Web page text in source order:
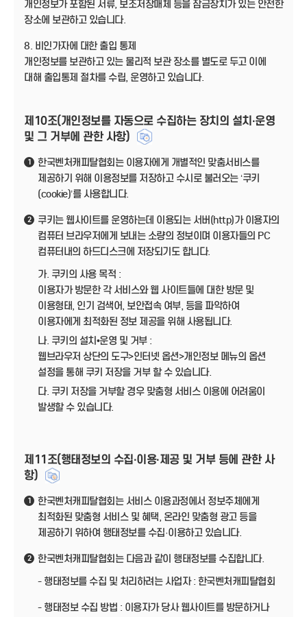
개인정보가 포함된 서류, 보조저장매체 등을 잠금장치가 있는 안전한
장소에 보관하고 있습니다.
8. 비인가자에 대한 출입 통제
개인정보를 보관하고 있는 물리적 보관 장소를 별도로 두고 이에
대해 출입통제 절차를 수립, 운영하고 있습니다.
제10조(개인정보를 자동으로 수집하는 장치의 설치·운영
및 그 거부에 관한 사항)
1
한국벤처캐피탈협회는 이용자에게 개별적인 맞춤서비스를
제공하기 위해 이용정보를 저장하고 수시로 불러오는 ‘쿠키
(cookie)’를 사용합니다.
2
쿠키는 웹사이트를 운영하는데 이용되는 서버(http)가 이용자의
컴퓨터 브라우저에게 보내는 소량의 정보이며 이용자들의 PC
컴퓨터내의 하드디스크에 저장되기도 합니다.
가. 쿠키의 사용 목적 :
이용자가 방문한 각 서비스와 웹 사이트들에 대한 방문 및
이용형태, 인기 검색어, 보안접속 여부, 등을 파악하여
이용자에게 최적화된 정보 제공을 위해 사용됩니다.
나. 쿠키의 설치•운영 및 거부 :
웹브라우저 상단의 도구>인터넷 옵션>개인정보 메뉴의 옵션
설정을 통해 쿠키 저장을 거부 할 수 있습니다.
다. 쿠키 저장을 거부할 경우 맞춤형 서비스 이용에 어려움이
발생할 수 있습니다.
제11조(행태정보의 수집·이용·제공 및 거부 등에 관한 사
항)
1
한국벤처캐피탈협회는 서비스 이용과정에서 정보주체에게
최적화된 맞춤형 서비스 및 혜택, 온라인 맞춤형 광고 등을
제공하기 위하여 행태정보를 수집·이용하고 있습니다.
2
한국벤처캐피탈협회는 다음과 같이 행태정보를 수집합니다.
- 행태정보를 수집 및 처리하려는 사업자 : 한국벤처캐피탈협회
- 행태정보 수집 방법 : 이용자가 당사 웹사이트를 방문하거나